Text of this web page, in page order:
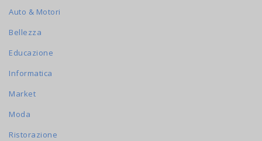
Auto & Motori
Bellezza
Educazione
Informatica
Market
Moda
Ristorazione